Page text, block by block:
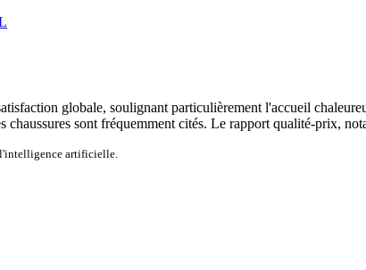
globale, soulignant particulièrement l'accueil
sont fréquemment cités. Le rapport qualité-prix,
l'intelligence artificielle.